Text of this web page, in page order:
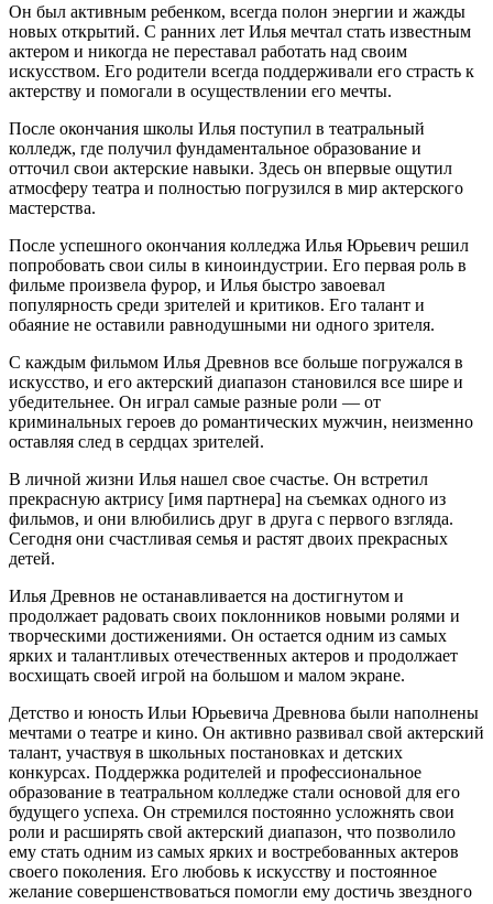
Он был активным ребенком, всегда полон энергии и жажды
новых открытий. С ранних лет Илья мечтал стать известным
актером и никогда не переставал работать над своим
искусством. Его родители всегда поддерживали его страсть к
актерству и помогали в осуществлении его мечты.
После окончания школы Илья поступил в театральный
колледж, где получил фундаментальное образование и
отточил свои актерские навыки. Здесь он впервые ощутил
атмосферу театра и полностью погрузился в мир актерского
мастерства.
После успешного окончания колледжа Илья Юрьевич решил
попробовать свои силы в киноиндустрии. Его первая роль в
фильме произвела фурор, и Илья быстро завоевал
популярность среди зрителей и критиков. Его талант и
обаяние не оставили равнодушными ни одного зрителя.
С каждым фильмом Илья Древнов все больше погружался в
искусство, и его актерский диапазон становился все шире и
убедительнее. Он играл самые разные роли — от
криминальных героев до романтических мужчин, неизменно
оставляя след в сердцах зрителей.
В личной жизни Илья нашел свое счастье. Он встретил
прекрасную актрису [имя партнера] на съемках одного из
фильмов, и они влюбились друг в друга с первого взгляда.
Сегодня они счастливая семья и растят двоих прекрасных
детей.
Илья Древнов не останавливается на достигнутом и
продолжает радовать своих поклонников новыми ролями и
творческими достижениями. Он остается одним из самых
ярких и талантливых отечественных актеров и продолжает
восхищать своей игрой на большом и малом экране.
Детство и юность Ильи Юрьевича Древнова были наполнены
мечтами о театре и кино. Он активно развивал свой актерский
талант, участвуя в школьных постановках и детских
конкурсах. Поддержка родителей и профессиональное
образование в театральном колледже стали основой для его
будущего успеха. Он стремился постоянно усложнять свои
роли и расширять свой актерский диапазон, что позволило
ему стать одним из самых ярких и востребованных актеров
своего поколения. Его любовь к искусству и постоянное
желание совершенствоваться помогли ему достичь звездного